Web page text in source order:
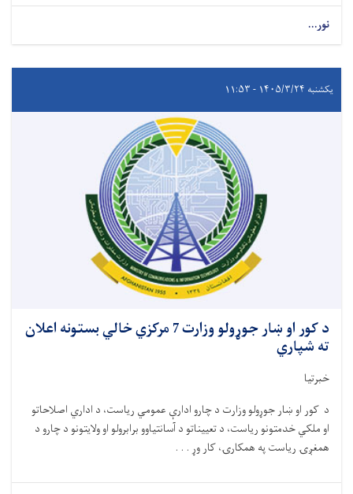
نور...
یکشنبه ۱۴۰۵/۳/۲۴ - ۱۱:۵۳
د کور او ښار جوړولو وزارت 7 مرکزي خالي بستونه اعلان
ته شپاري
خبرتیا
د کور او ښار جوړولو وزارت د چارو ادارې عمومي ریاست، د اداري اصلاحاتو
او ملکي خدمتونو ریاست، د تعییناتو د آسانتیاوو برابرولو او ولایتونو د چارو د
همغږۍ ریاست په همکارۍ، کار وړ . . .